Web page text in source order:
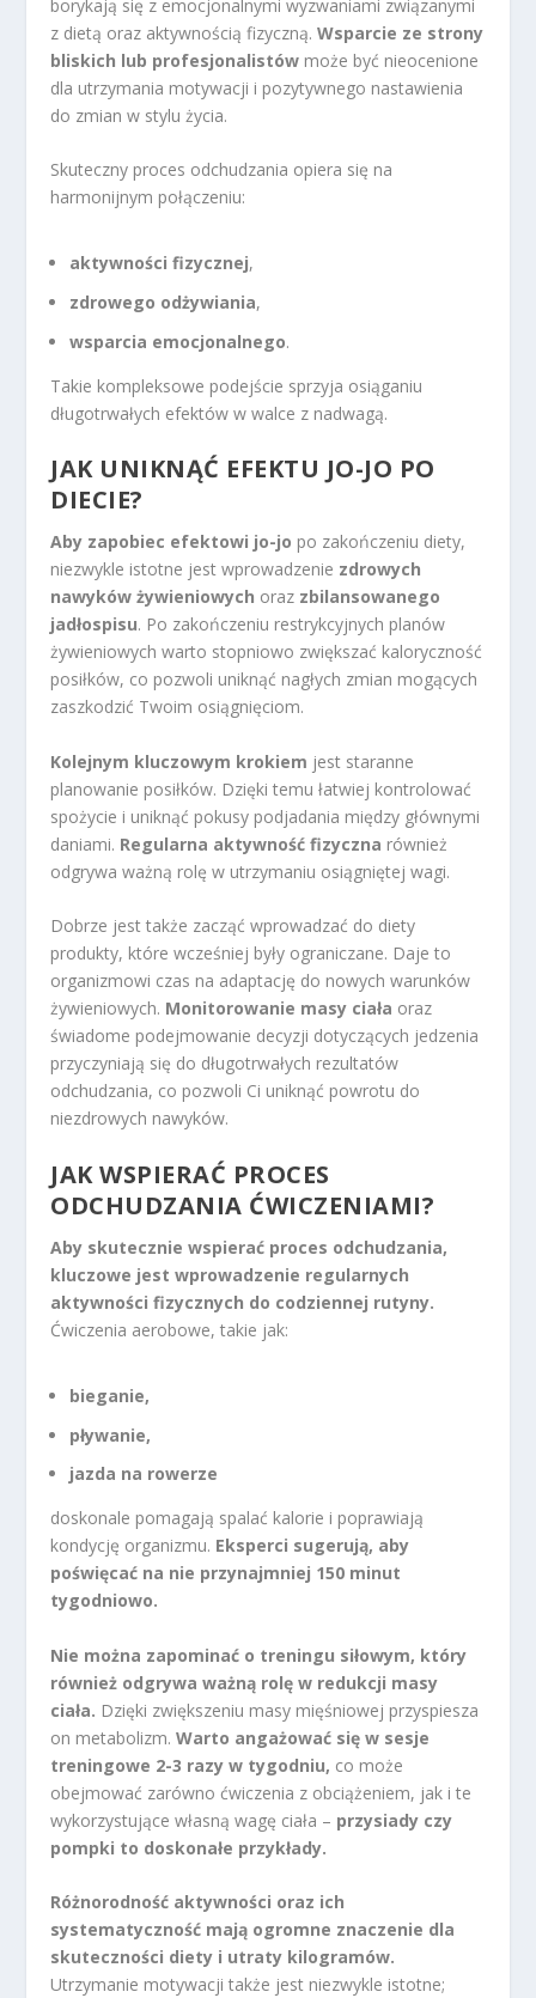
borykają się z emocjonalnymi wyzwaniami związanymi
z dietą oraz aktywnością fizyczną.Wsparcie ze strony
bliskich lub profesjonalistów może być nieocenione
dla utrzymania motywacji i pozytywnego nastawienia
do zmian w stylu życia.
Skuteczny proces odchudzania opiera się na
harmonijnym połączeniu:
aktywności fizycznej,
zdrowego odżywiania,
wsparcia emocjonalnego.
Takie kompleksowe podejście sprzyja osiąganiu
długotrwałych efektów w walce z nadwagą.
JAK UNIKNĄĆ EFEKTU JO-JO PO
DIECIE?
Aby zapobiec efektowi jo-jo po zakończeniu diety,
niezwykle istotne jest wprowadzenie zdrowych
nawyków żywieniowych oraz zbilansowanego
jadłospisu. Po zakończeniu restrykcyjnych planów
żywieniowych warto stopniowo zwiększać kaloryczność
posiłków, co pozwoli uniknąć nagłych zmian mogących
zaszkodzić Twoim osiągnięciom.
Kolejnym kluczowym krokiem jest staranne
planowanie posiłków. Dzięki temu łatwiej kontrolować
spożycie i uniknąć pokusy podjadania między głównymi
daniami. Regularna aktywność fizyczna również
odgrywa ważną rolę w utrzymaniu osiągniętej wagi.
Dobrze jest także zacząć wprowadzać do diety
produkty, które wcześniej były ograniczane. Daje to
organizmowi czas na adaptację do nowych warunków
żywieniowych. Monitorowanie masy ciała oraz
świadome podejmowanie decyzji dotyczących jedzenia
przyczyniają się do długotrwałych rezultatów
odchudzania, co pozwoli Ci uniknąć powrotu do
niezdrowych nawyków.
JAK WSPIERAĆ PROCES
ODCHUDZANIA ĆWICZENIAMI?
Aby skutecznie wspierać proces odchudzania,
kluczowe jest wprowadzenie regularnych
aktywności fizycznych do codziennej rutyny.
Ćwiczenia aerobowe, takie jak:
bieganie,
pływanie,
jazda na rowerze
doskonale pomagają spalać kalorie i poprawiają
kondycję organizmu. Eksperci sugerują, aby
poświęcać na nie przynajmniej 150 minut
tygodniowo.
Nie można zapominać o treningu siłowym, który
również odgrywa ważną rolę w redukcji masy
ciała. Dzięki zwiększeniu masy mięśniowej przyspiesza
on metabolizm.Warto angażować się w sesje
treningowe 2-3 razy w tygodniu, co może
obejmować zarówno ćwiczenia z obciążeniem, jak i te
wykorzystujące własną wagę ciała – przysiady czy
pompki to doskonałe przykłady.
Różnorodność aktywności oraz ich
systematyczność mają ogromne znaczenie dla
skuteczności diety i utraty kilogramów.
Utrzymanie motywacji także jest niezwykle istotne;